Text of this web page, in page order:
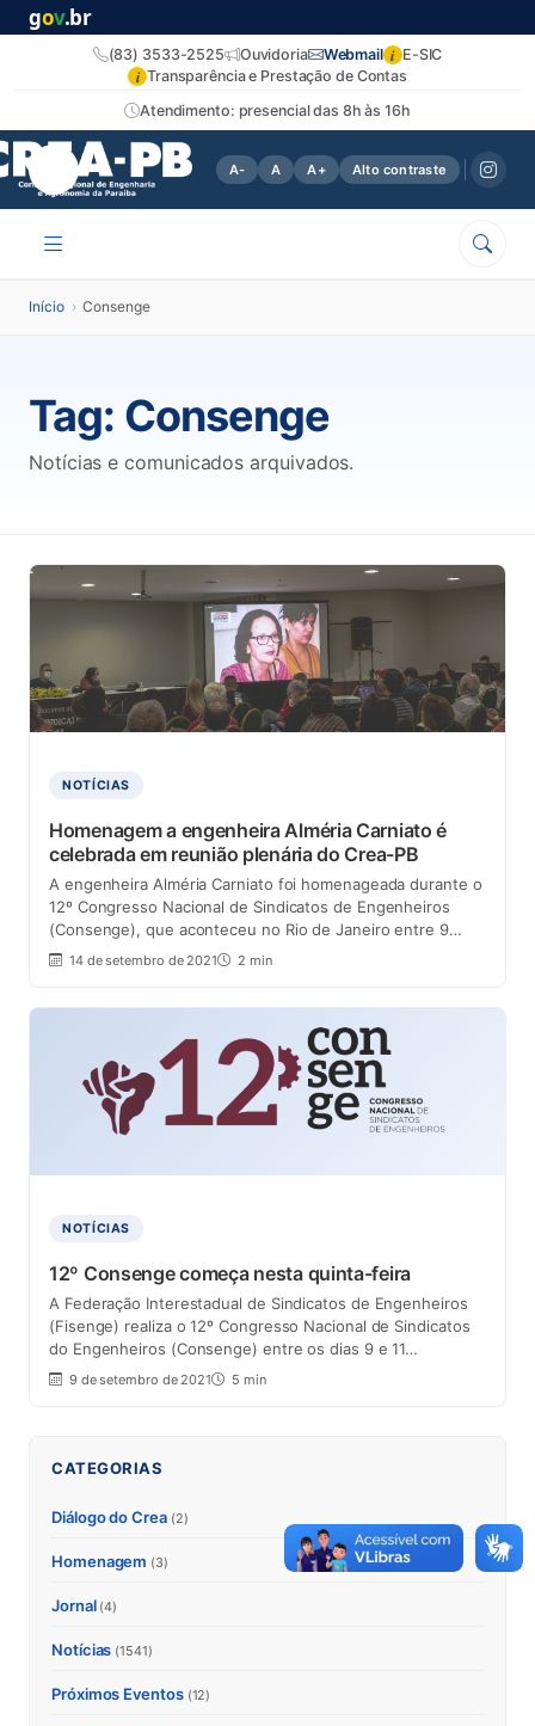
gov.br
Atendimento: presencial das 8h às 16h
(83) 3533-2525 Ouvidoria Webmail i E-SIC
i Transparência e Prestação de Contas
A- A A+ Alto contraste
Início › Consenge
Tag: Consenge
Notícias e comunicados arquivados.
NOTÍCIAS
Homenagem a engenheira Alméria Carniato é
celebrada em reunião plenária do Crea-PB
A engenheira Alméria Carniato foi homenageada durante o
12º Congresso Nacional de Sindicatos de Engenheiros
(Consenge), que aconteceu no Rio de Janeiro entre 9…
14 de setembro de 2021 2 min
NOTÍCIAS
12º Consenge começa nesta quinta-feira
A Federação Interestadual de Sindicatos de Engenheiros
(Fisenge) realiza o 12º Congresso Nacional de Sindicatos
do Engenheiros (Consenge) entre os dias 9 e 11…
9 de setembro de 2021 5 min
CATEGORIAS
Diálogo do Crea (2)
Homenagem (3)
Jornal (4)
Notícias (1541)
Próximos Eventos (12)